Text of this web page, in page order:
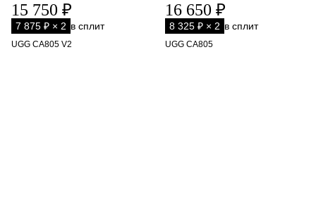
15 750 ₽
7 875 ₽ × 2 в сплит
UGG CA805 V2
16 650 ₽
8 325 ₽ × 2 в сплит
UGG CA805